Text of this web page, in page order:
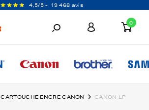
4,5/5 - 19 468 avis
0
CARTOUCHE ENCRE CANON CANON LP